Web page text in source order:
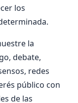
los
la
debate,
redes
público con
de las